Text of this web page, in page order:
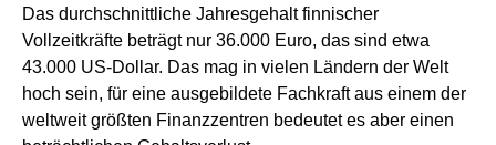
Das durchschnittliche Jahresgehalt finnischer
Vollzeitkräfte beträgt nur 36.000 Euro, das sind etwa
43.000 US-Dollar. Das mag in vielen Ländern der Welt
hoch sein, für eine ausgebildete Fachkraft aus einem der
weltweit größten Finanzzentren bedeutet es aber einen